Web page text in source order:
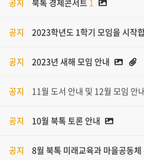
공지 북톡 경제콘서트 1
공지 2023학년도 1학기 모임을 시작
공지 2023년 새해 모임 안내
공지 11월 도서 안내 및 12월 모임 안
공지 10월 북톡 토론 안내
공지 8월 북톡 미래교육과 마을공동체